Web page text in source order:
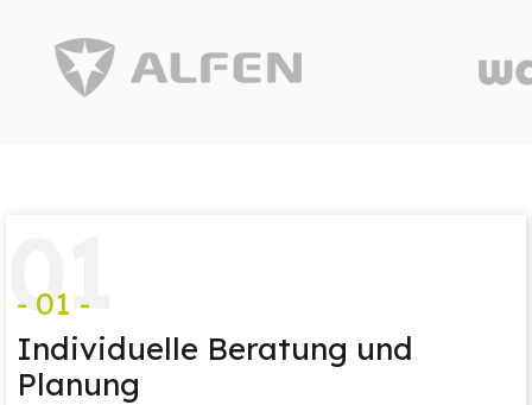
01
- 01 -
Individuelle Beratung und
Planung